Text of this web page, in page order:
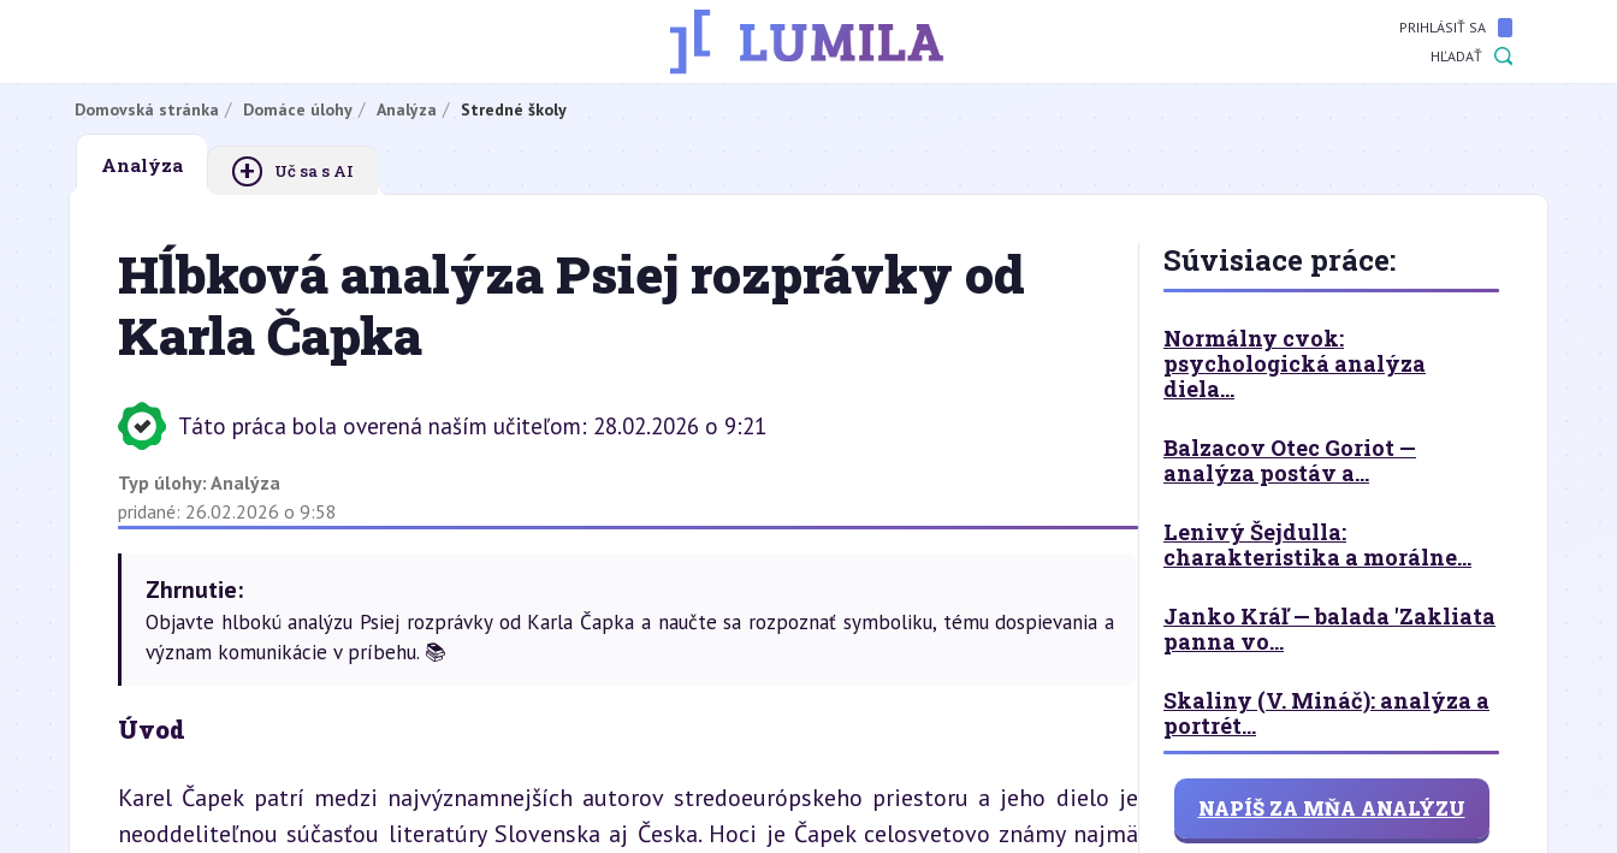
PRIHLÁSIŤ SA
HĽADAŤ
Domovská stránka Domáce úlohy Analýza Stredné školy
Analýza + Uč sa s AI
Hĺbková analýza Psiej rozprávky od
Karla Čapka
Táto práca bola overená naším učiteľom: 28.02.2026 o 9:21
Typ úlohy: Analýza
pridané: 26.02.2026 o 9:58
Zhrnutie:
Objavte hlbokú analýzu Psiej rozprávky od Karla Čapka a naučte sa rozpoznať symboliku, tému dospievania a
význam komunikácie v príbehu. 📚
Úvod
Karel Čapek patrí medzi najvýznamnejších autorov stredoeurópskeho priestoru a jeho dielo je
neoddeliteľnou súčasťou literatúry Slovenska aj Česka. Hoci je Čapek celosvetovo známy najmä
Súvisiace práce:
Normálny cvok:
psychologická analýza
diela...
Balzacov Otec Goriot —
analýza postáv a...
Lenivý Šejdulla:
charakteristika a morálne...
Janko Kráľ — balada 'Zakliata
panna vo...
Skaliny (V. Mináč): analýza a
portrét...
NAPÍŠ ZA MŇA ANALÝZU